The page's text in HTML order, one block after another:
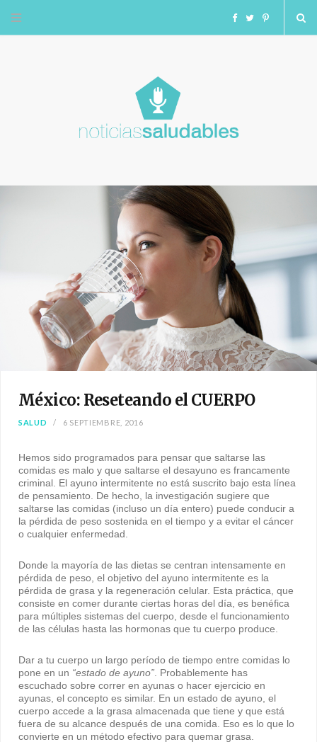
F
k
T I
México: Reseteando el CUERPO
SALUD 6 SEPTIEMBRE, 2016
Hemos sido programados para pensar que saltarse las
comidas es malo y que saltarse el desayuno es francamente
criminal. El ayuno intermitente no está suscrito bajo esta línea
de pensamiento. De hecho, la investigación sugiere que
saltarse las comidas (incluso un día entero) puede conducir a
la pérdida de peso sostenida en el tiempo y a evitar el cáncer
o cualquier enfermedad.
Donde la mayoría de las dietas se centran intensamente en
pérdida de peso, el objetivo del ayuno intermitente es la
pérdida de grasa y la regeneración celular. Esta práctica, que
consiste en comer durante ciertas horas del día, es benéfica
para múltiples sistemas del cuerpo, desde el funcionamiento
de las células hasta las hormonas que tu cuerpo produce.
Dar a tu cuerpo un largo período de tiempo entre comidas lo
pone en un “estado de ayuno”. Probablemente has
escuchado sobre correr en ayunas o hacer ejercicio en
ayunas, el concepto es similar. En un estado de ayuno, el
cuerpo accede a la grasa almacenada que tiene y que está
fuera de su alcance después de una comida. Eso es lo que lo
convierte en un método efectivo para quemar grasa.